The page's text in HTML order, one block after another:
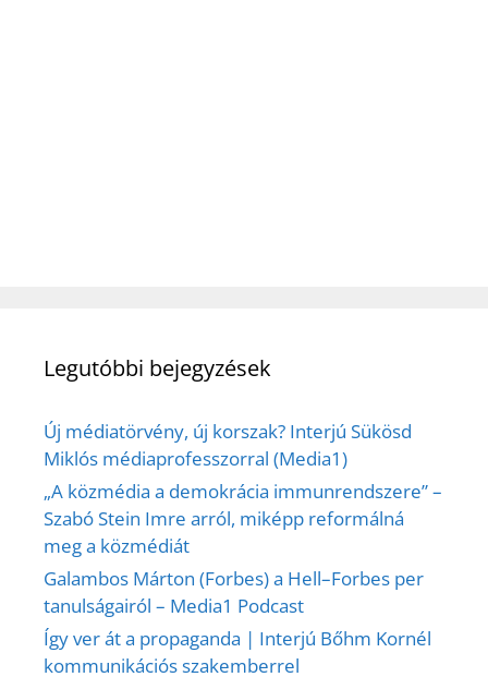
Legutóbbi bejegyzések
Új médiatörvény, új korszak? Interjú Sükösd
Miklós médiaprofesszorral (Media1)
„A közmédia a demokrácia immunrendszere” –
Szabó Stein Imre arról, miképp reformálná
meg a közmédiát
Galambos Márton (Forbes) a Hell–Forbes per
tanulságairól – Media1 Podcast
Így ver át a propaganda | Interjú Bőhm Kornél
kommunikációs szakemberrel